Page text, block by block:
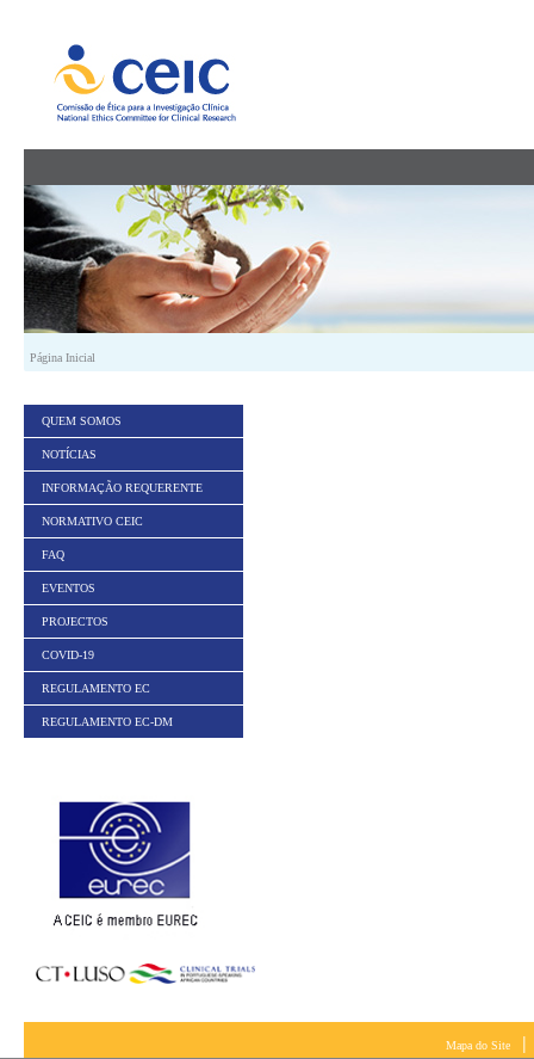
Página Inicial
QUEM SOMOS
NOTÍCIAS
INFORMAÇÃO REQUERENTE
NORMATIVO CEIC
FAQ
EVENTOS
PROJECTOS
COVID-19
REGULAMENTO EC
REGULAMENTO EC-DM
Mapa do Site |